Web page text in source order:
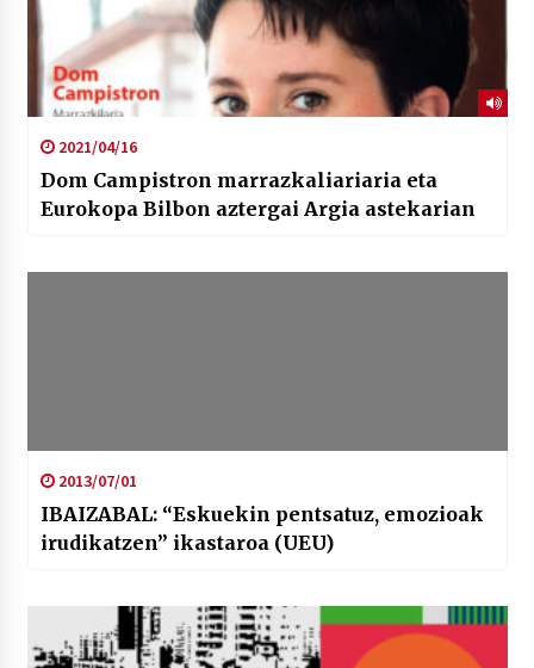
2021/04/16
Dom Campistron marrazkaliariaria eta
Eurokopa Bilbon aztergai Argia astekarian
2013/07/01
IBAIZABAL: “Eskuekin pentsatuz, emozioak
irudikatzen” ikastaroa (UEU)